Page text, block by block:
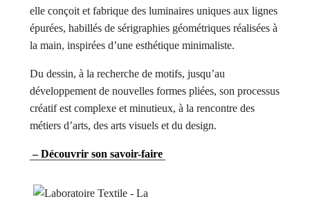
elle conçoit et fabrique des luminaires uniques aux lignes
épurées, habillés de sérigraphies géométriques réalisées à
la main, inspirées d’une esthétique minimaliste.
Du dessin, à la recherche de motifs, jusqu’au
développement de nouvelles formes pliées, son processus
créatif est complexe et minutieux, à la rencontre des
métiers d’arts, des arts visuels et du design.
– Découvrir son savoir-faire